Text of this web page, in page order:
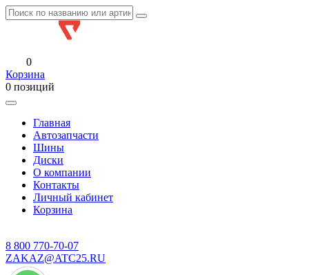
0
Корзина
0 позиций
Главная
Автозапчасти
Шины
Диски
О компании
Контакты
Личный кабинет
Корзина
8 800 770-70-07
ZAKAZ@ATC25.RU